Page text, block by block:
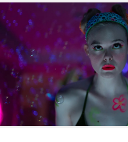
TRAILERY
GALERIE
DISKUZE
STATISTIKY
TIRÁŽ